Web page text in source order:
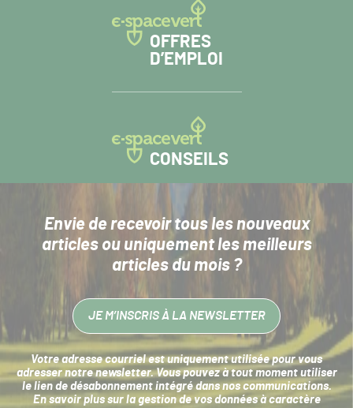
OFFRES
D’EMPLOI
CONSEILS
Envie de recevoir tous les nouveaux
articlesou uniquement les meilleurs
articles du mois ?
JE M’INSCRIS À LA NEWSLETTER
Votre adresse courriel est uniquement utilisée pour vous
adresser notre newsletter. Vous pouvez à tout moment utiliser
le lien de désabonnement intégré dans nos communications.
En savoir plus sur la gestion de vos données à caractère